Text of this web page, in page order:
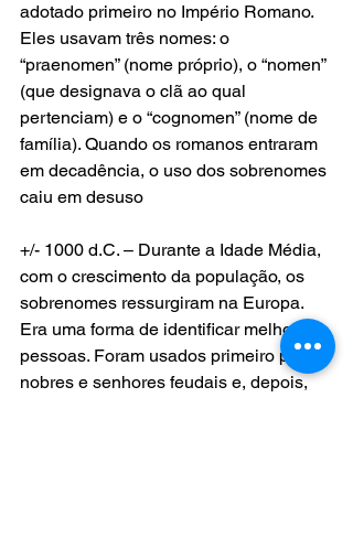
adotado primeiro no Império Romano.
Eles usavam três nomes: o
“praenomen” (nome próprio), o “nomen”
(que designava o clã ao qual
pertenciam) e o “cognomen” (nome de
família). Quando os romanos entraram
em decadência, o uso dos sobrenomes
caiu em desuso
+/- 1000 d.C. – Durante a Idade Média,
com o crescimento da população, os
sobrenomes ressurgiram na Europa.
Era uma forma de identificar melhor as
pessoas. Foram usados primeiro por
nobres e senhores feudais e, depois,